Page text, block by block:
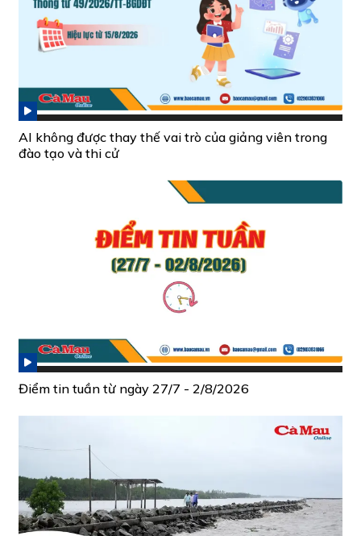
AI không được thay thế vai trò của giảng viên trong
đào tạo và thi cử
Điểm tin tuần từ ngày 27/7 - 2/8/2026